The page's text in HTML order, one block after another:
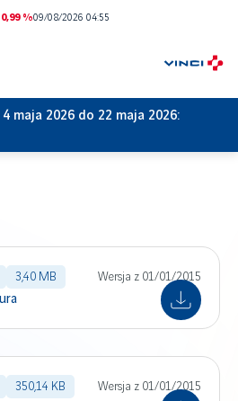
4 maja 2026 do 22 maja 2026:
%09/08/2026 04:55
3,40 MB Wersja z 01/01/2015
350,14 KB Wersja z 01/01/2015